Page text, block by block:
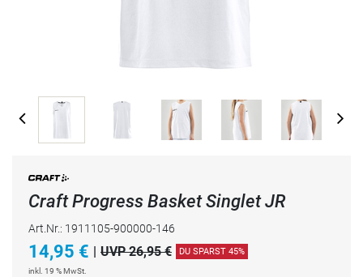
Craft Progress Basket Singlet JR
Art.Nr.: 1911105-900000-146
14,95 € | UVP 26,95 € DU SPARST 45%
inkl. 19 % MwSt.